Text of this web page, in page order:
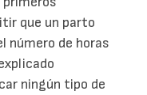
que un parto
número de horas
ningún tipo de